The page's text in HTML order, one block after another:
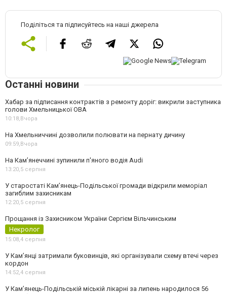
Поділіться та підписуйтесь на наші джерела
Останні новини
Хабар за підписання контрактів з ремонту доріг: викрили заступника
голови Хмельницької ОВА
10:18,Вчора
На Хмельниччині дозволили полювати на пернату дичину
09:59,Вчора
На Камʼянеччині зупинили п'яного водія Audi
13:20,5 серпня
У старостаті Кам’янець-Подільської громади відкрили меморіал
загиблим захисникам
12:20,5 серпня
Прощання із Захисником України Сергієм Вільчинським
Некролог
15:08,4 серпня
У Кам’янці затримали буковинців, які організували схему втечі через
кордон
14:52,4 серпня
У Кам’янець-Подільській міській лікарні за липень народилося 56